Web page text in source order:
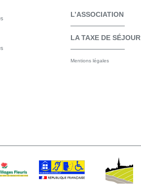
L’ASSOCIATION
LA TAXE DE SÉJOUR
Mentions légales